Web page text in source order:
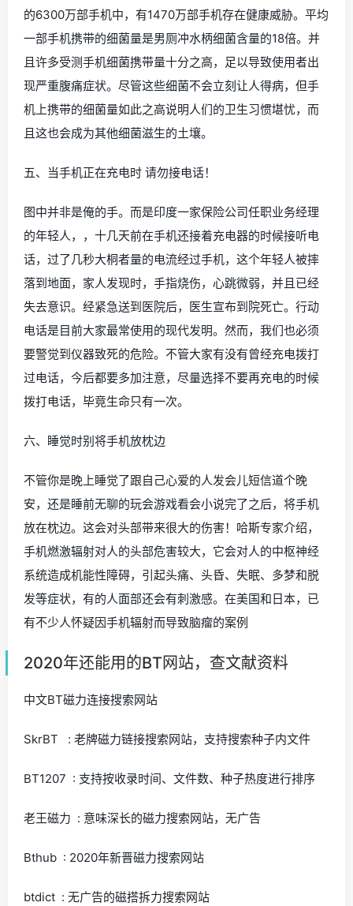
的6300万部手机中，有1470万部手机存在健康威胁。平均
一部手机携带的细菌量是男厕冲水柄细菌含量的18倍。并
且许多受测手机细菌携带量十分之高，足以导致使用者出
现严重腹痛症状。尽管这些细菌不会立刻让人得病，但手
机上携带的细菌量如此之高说明人们的卫生习惯堪忧，而
且这也会成为其他细菌滋生的土壤。
五、当手机正在充电时 请勿接电话！
图中并非是俺的手。而是印度一家保险公司任职业务经理
的年轻人，，十几天前在手机还接着充电器的时候接听电
话，过了几秒大桐者量的电流经过手机，这个年轻人被摔
落到地面，家人发现时，手指烧伤，心跳微弱，并且已经
失去意识。经紧急送到医院后，医生宣布到院死亡。行动
电话是目前大家最常使用的现代发明。然而，我们也必须
要警觉到仪器致死的危险。不管大家有没有曾经充电拨打
过电话，今后都要多加注意，尽量选择不要再充电的时候
拨打电话，毕竟生命只有一次。
六、睡觉时别将手机放枕边
不管你是晚上睡觉了跟自己心爱的人发会儿短信道个晚
安，还是睡前无聊的玩会游戏看会小说完了之后，将手机
放在枕边。这会对头部带来很大的伤害！哈斯专家介绍，
手机燃激辐射对人的头部危害较大，它会对人的中枢神经
系统造成机能性障碍，引起头痛、头昏、失眠、多梦和脱
发等症状，有的人面部还会有刺激感。在美国和日本，已
有不少人怀疑因手机辐射而导致脑瘤的案例
2020年还能用的BT网站，查文献资料
中文BT磁力连接搜索网站
SkrBT : 老牌磁力链接搜索网站，支持搜索种子内文件
BT1207 : 支持按收录时间、文件数、种子热度进行排序
老王磁力 : 意味深长的磁力搜索网站，无广告
Bthub : 2020年新晋磁力搜索网站
btdict : 无广告的磁搭拆力搜索网站